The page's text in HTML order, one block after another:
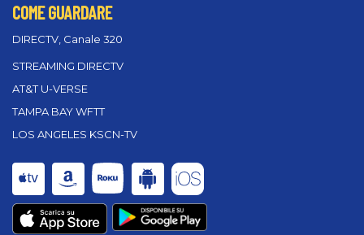
COME GUARDARE
DIRECTV, Canale 320
STREAMING DIRECTV
AT&T U-VERSE
TAMPA BAY WFTT
LOS ANGELES KSCN-TV